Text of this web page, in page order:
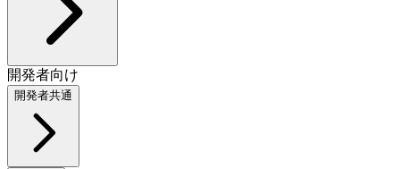
開発者向け
開発者共通